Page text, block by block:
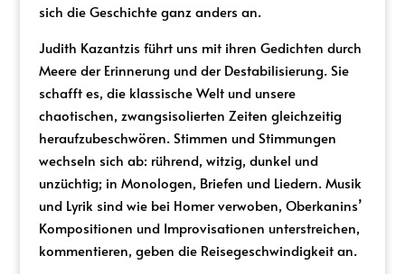
sich die Geschichte ganz anders an.
Judith Kazantzis führt uns mit ihren Gedichten durch
Meere der Erinnerung und der Destabilisierung. Sie
schafft es, die klassische Welt und unsere
chaotischen, zwangsisolierten Zeiten gleichzeitig
heraufzubeschwören. Stimmen und Stimmungen
wechseln sich ab: rührend, witzig, dunkel und
unzüchtig; in Monologen, Briefen und Liedern. Musik
und Lyrik sind wie bei Homer verwoben, Oberkanins’
Kompositionen und Improvisationen unterstreichen,
kommentieren, geben die Reisegeschwindigkeit an.